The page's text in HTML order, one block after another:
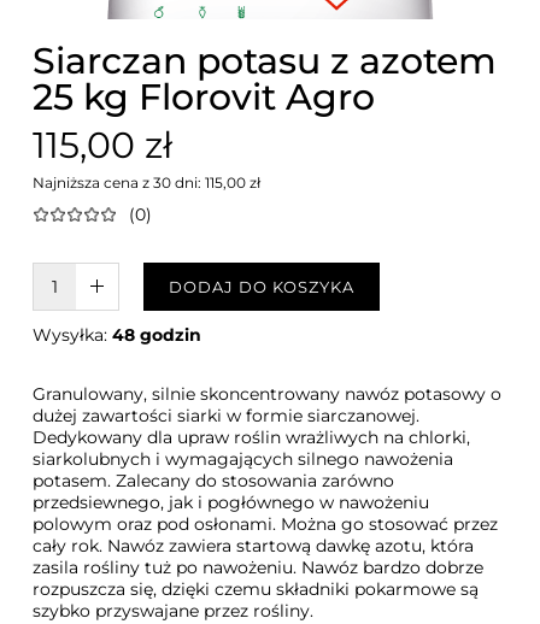
Siarczan potasu z azotem
25 kg Florovit Agro
115,00 zł
Najniższa cena z 30 dni: 115,00 zł
(0)
W KOSZYKU :)DODAJ DO KOSZYKA
Wysyłka:48 godzin
Granulowany, silnie skoncentrowany nawóz potasowy o
dużej zawartości siarki w formie siarczanowej.
Dedykowany dla upraw roślin wrażliwych na chlorki,
siarkolubnych i wymagających silnego nawożenia
potasem. Zalecany do stosowania zarówno
przedsiewnego, jak i pogłównego w nawożeniu
polowym oraz pod osłonami. Można go stosować przez
cały rok. Nawóz zawiera startową dawkę azotu, która
zasila rośliny tuż po nawożeniu. Nawóz bardzo dobrze
rozpuszcza się, dzięki czemu składniki pokarmowe są
szybko przyswajane przez rośliny.